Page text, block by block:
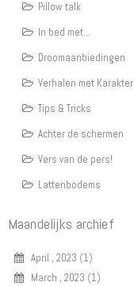
Pillow talk
In bed met...
Droomaanbiedingen
Verhalen met Karakter
Tips & Tricks
Achter de schermen
Vers van de pers!
Lattenbodems
Maandelijks archief
April , 2023 (1)
March , 2023 (1)